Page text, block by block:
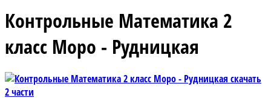
Контрольные Математика 2
класс Моро - Рудницкая